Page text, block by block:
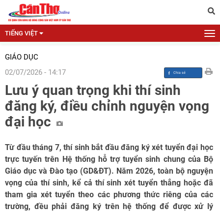
TIẾNG VIỆT
GIÁO DỤC
02/07/2026 - 14:17
Lưu ý quan trọng khi thí sinh
đăng ký, điều chỉnh nguyện vọng
đại học
Từ đầu tháng 7, thí sinh bắt đầu đăng ký xét tuyển đại học
trực tuyến trên Hệ thống hỗ trợ tuyển sinh chung của Bộ
Giáo dục và Đào tạo (GD&ĐT). Năm 2026, toàn bộ nguyện
vọng của thí sinh, kể cả thí sinh xét tuyển thẳng hoặc đã
tham gia xét tuyển theo các phương thức riêng của các
trường, đều phải đăng ký trên hệ thống để được xử lý